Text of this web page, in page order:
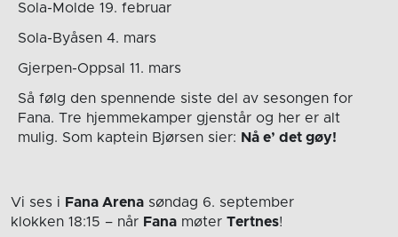
Sola-Molde 19. februar
Sola-Byåsen 4. mars
Gjerpen-Oppsal 11. mars
Så følg den spennende siste del av sesongen for
Fana. Tre hjemmekamper gjenstår og her er alt
mulig. Som kaptein Bjørsen sier: Nå e’ det gøy!
Vi ses i Fana Arena søndag 6. september
klokken 18:15 – når Fana møter Tertnes!